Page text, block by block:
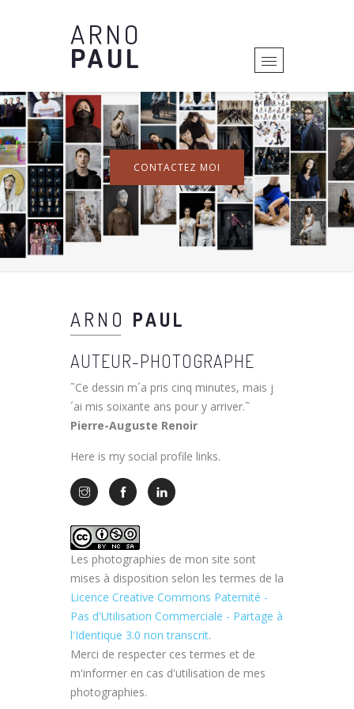
ARNO
PAUL
CONTACTEZ MOI
ARNO PAUL
AUTEUR-PHOTOGRAPHE
˜Ce dessin m´a pris cinq minutes, mais j
´ai mis soixante ans pour y arriver.˜
Pierre-Auguste Renoir
Here is my social profile links.
Les photographies de mon site sont
mises à disposition selon les termes de la
Licence Creative Commons Paternité -
Pas d'Utilisation Commerciale - Partage à
l'Identique 3.0 non transcrit.
Merci de respecter ces termes et de
m'informer en cas d'utilisation de mes
photographies.